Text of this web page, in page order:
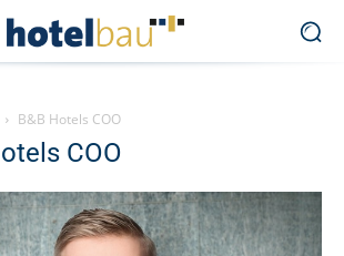
B&B Hotels COO
COO